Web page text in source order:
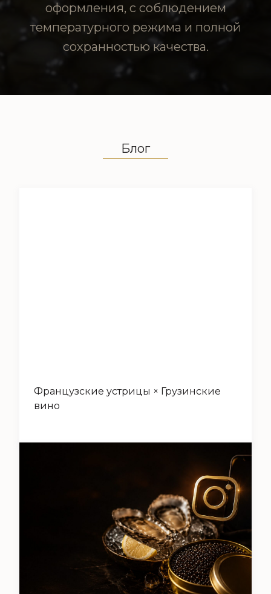
оформления, с соблюдением
температурного режима и полной
сохранностью качества.
Блог
Французские устрицы × Грузинские
вино